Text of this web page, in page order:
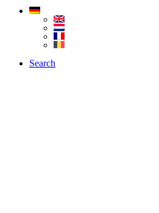
Search